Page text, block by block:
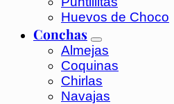
Huevos de Choco
Conchas
Almejas
Coquinas
Chirlas
Navajas